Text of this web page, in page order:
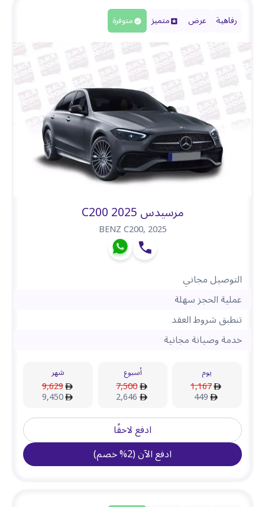
رفاهية عرض متميز متوفرة
مرسيدس C200 2025
BENZ C200,2025
التوصيل مجاني
عملية الحجز سهلة
تنطبق شروط العقد
خدمة وصيانة مجانية
يوم
1,167
449
أسبوع
7,500
2,646
شهر
9,629
9,450
ادفع لاحقًا
ادفع الآن(
2
%خصم)